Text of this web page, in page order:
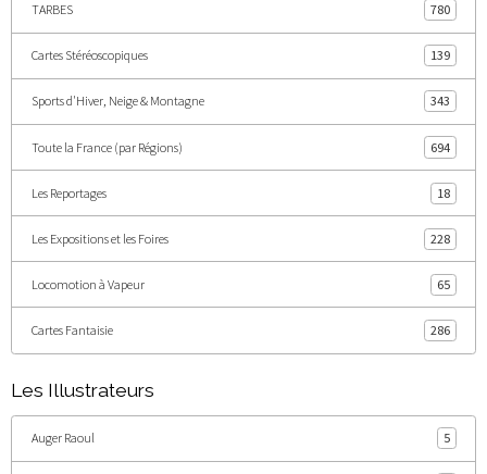
TARBES 780
Cartes Stéréoscopiques 139
Sports d'Hiver, Neige & Montagne 343
Toute la France (par Régions) 694
Les Reportages 18
Les Expositions et les Foires 228
Locomotion à Vapeur 65
Cartes Fantaisie 286
Les Illustrateurs
Auger Raoul 5